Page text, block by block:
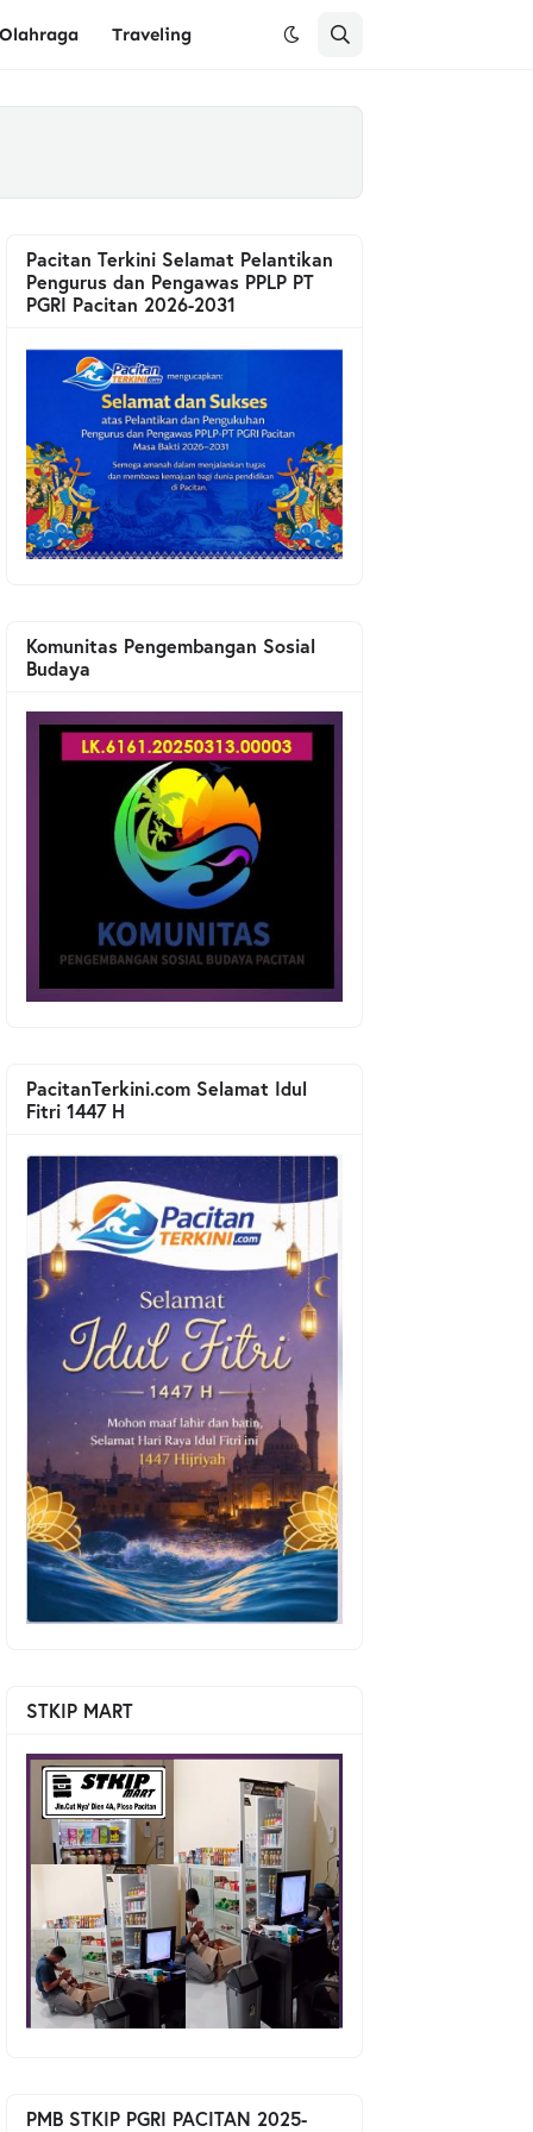
Olahraga Traveling
Pacitan Terkini Selamat Pelantikan
Pengurus dan Pengawas PPLP PT
PGRI Pacitan 2026-2031
Komunitas Pengembangan Sosial
Budaya
PacitanTerkini.com Selamat Idul
Fitri 1447 H
STKIP MART
PMB STKIP PGRI PACITAN 2025-